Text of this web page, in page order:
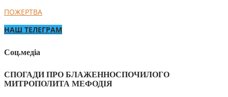
ПОЖЕРТВА
НАШ ТЕЛЕГРАМ
Соц.медіа
СПОГАДИ ПРО БЛАЖЕННОСПОЧИЛОГО
МИТРОПОЛИТА МЕФОДІЯ